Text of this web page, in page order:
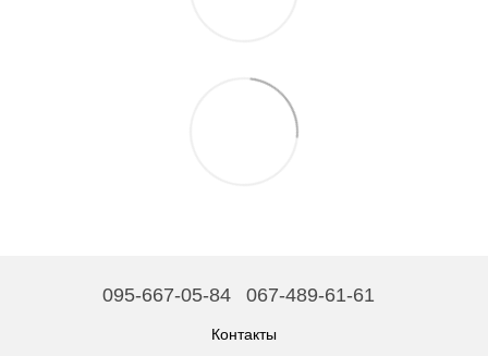
095-667-05-84 067-489-61-61
Контакты